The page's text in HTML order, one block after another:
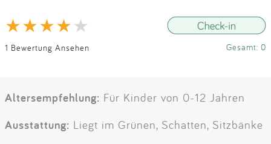
1 Bewertung Ansehen Gesamt: 0
Altersempfehlung: Für Kinder von 0-12 Jahren
Ausstattung: Liegt im Grünen, Schatten, Sitzbänke